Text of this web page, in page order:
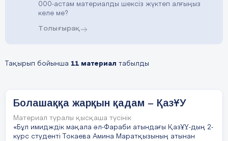
000-астам материалды шексіз жүктеп алғыңыз
келе ме?
Толығырақ
Тақырып бойынша 11 материал табылды
Болашаққа жарқын қадам – ҚазҰУ
Материал туралы қысқаша түсінік
«Бұл имидждік мақала әл-Фараби атындағы ҚазҰҮ-дың 2-
курс студенті Токаева Амина Маратқызының атынан